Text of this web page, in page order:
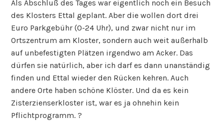
Als Abschluß des Tages war eigentlich noch ein Besuch
des Klosters Ettal geplant. Aber die wollen dort drei
Euro Parkgebühr (0-24 Uhr), und zwar nicht nur im
Ortszentrum am Kloster, sondern auch weit außerhalb
auf unbefestigten Plätzen irgendwo am Acker. Das
dürfen sie natürlich, aber ich darf es dann unanständig
finden und Ettal wieder den Rücken kehren. Auch
andere Orte haben schöne Klöster. Und da es kein
Zisterzienserkloster ist, war es ja ohnehin kein
Pflichtprogramm. ?